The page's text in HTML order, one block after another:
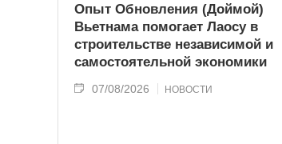
Опыт Обновления (Доймой)
Вьетнама помогает Лаосу в
строительстве независимой и
самостоятельной экономики
07/08/2026 НОВОСТИ